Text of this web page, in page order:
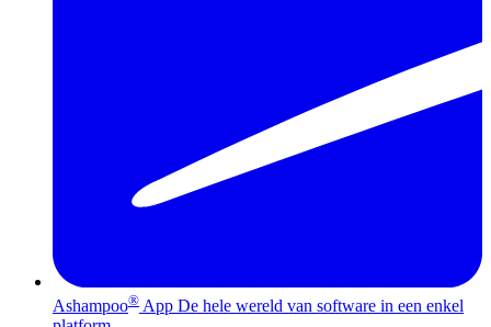
Ashampoo® App De hele wereld van software in een enkel